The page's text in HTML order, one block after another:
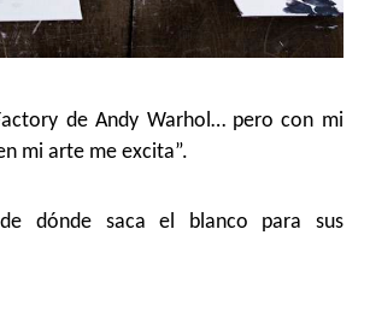
de Andy Warhol… pero con mi
mi arte me excita”.
dónde saca el blanco para sus